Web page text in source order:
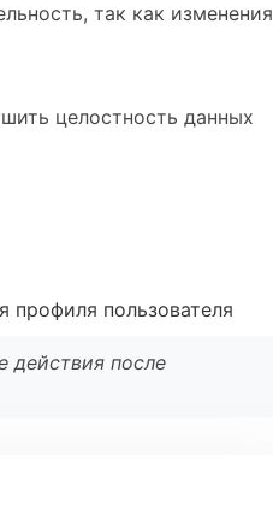
так как изменения
целостность данных
профиля пользователя
действия после